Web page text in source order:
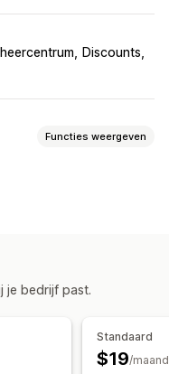
Discounts
Functies weergeven
aanbiedingen
je bedrijf past.
Standaard
$19/maand